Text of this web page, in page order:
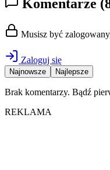
Komentarze
Musisz być
Zaloguj się
Najnowsze Najlepsze
Brak komentarzy. Bądź
REKLAMA